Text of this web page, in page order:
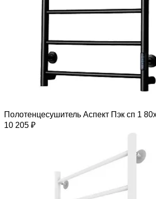
Полотенцесушитель Аспект Пэк сп 1
10 205 ₽